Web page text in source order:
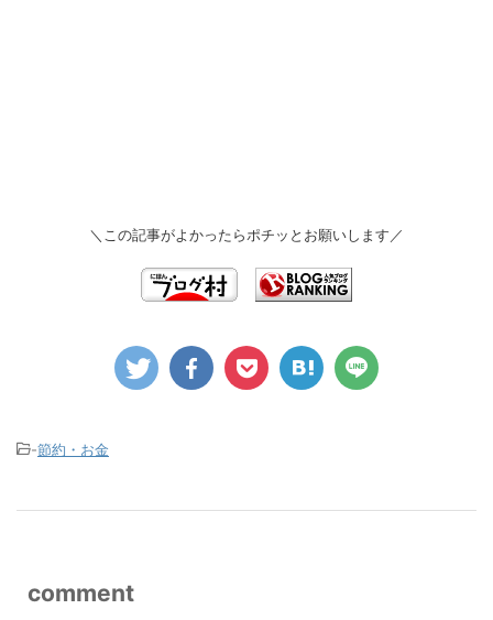
＼この記事がよかったらポチッとお願いします／
-節約・お金
comment